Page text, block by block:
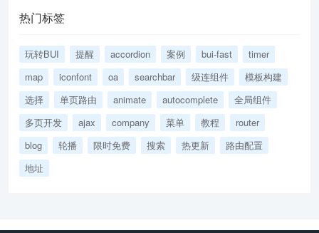
热门标签
玩转BUI 提醒 accordion 案例 bui-fast
timer
map
iconfont oa searchbar 级连组件
模板构建
选择
单页路由 animate autocomplete
全局组件
多页开发
ajax company 菜单 教程
router
blog
轮播 限时免费 搜索 热更新
路由配置
地址